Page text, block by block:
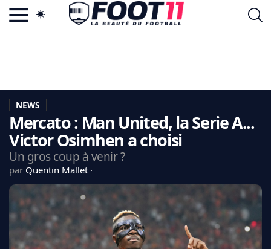
LA CHARTE
VIE PRIVÉE
CGU
CONTACTEZ-NOUS
MERCATO
CDM 2026
EDF
PSG
NEWS
Mercato : Man United, la Serie A...
Victor Osimhen a choisi
Un gros coup à venir ?
par Quentin Mallet